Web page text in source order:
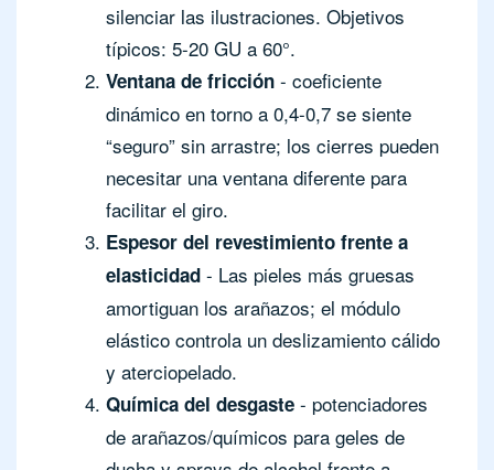
silenciar las ilustraciones. Objetivos
típicos: 5-20 GU a 60°.
Ventana de fricción - coeficiente
dinámico en torno a 0,4-0,7 se siente
“seguro” sin arrastre; los cierres pueden
necesitar una ventana diferente para
facilitar el giro.
Espesor del revestimiento frente a
elasticidad - Las pieles más gruesas
amortiguan los arañazos; el módulo
elástico controla un deslizamiento cálido
y aterciopelado.
Química del desgaste - potenciadores
de arañazos/químicos para geles de